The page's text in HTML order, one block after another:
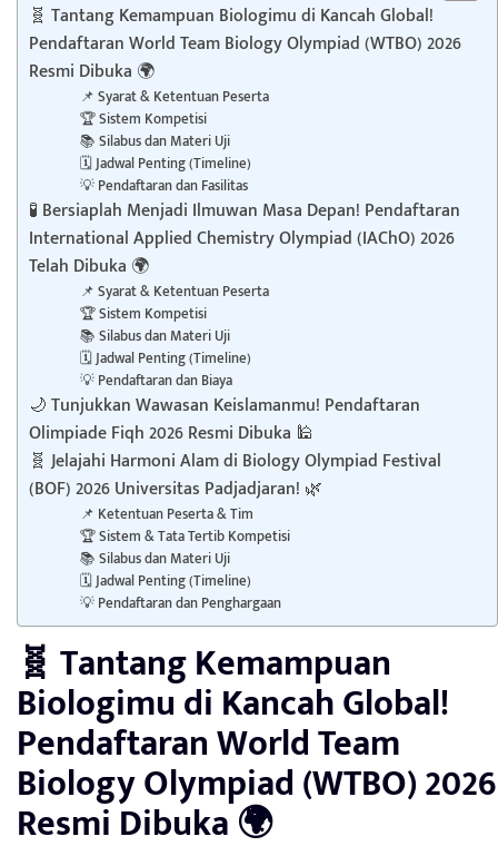
🧬 Tantang Kemampuan Biologimu di Kancah Global!
Pendaftaran World Team Biology Olympiad (WTBO) 2026
Resmi Dibuka 🌍
📌 Syarat & Ketentuan Peserta
🏆 Sistem Kompetisi
📚 Silabus dan Materi Uji
🗓️ Jadwal Penting (Timeline)
💡 Pendaftaran dan Fasilitas
🧪 Bersiaplah Menjadi Ilmuwan Masa Depan! Pendaftaran
International Applied Chemistry Olympiad (IAChO) 2026
Telah Dibuka 🌍
📌 Syarat & Ketentuan Peserta
🏆 Sistem Kompetisi
📚 Silabus dan Materi Uji
🗓️ Jadwal Penting (Timeline)
💡 Pendaftaran dan Biaya
🌙 Tunjukkan Wawasan Keislamanmu! Pendaftaran
Olimpiade Fiqh 2026 Resmi Dibuka 🕌
🧬 Jelajahi Harmoni Alam di Biology Olympiad Festival
(BOF) 2026 Universitas Padjadjaran! 🌿
📌 Ketentuan Peserta & Tim
🏆 Sistem & Tata Tertib Kompetisi
📚 Silabus dan Materi Uji
🗓️ Jadwal Penting (Timeline)
💡 Pendaftaran dan Penghargaan
🧬 Tantang Kemampuan
Biologimu di Kancah Global!
Pendaftaran World Team
Biology Olympiad (WTBO) 2026
Resmi Dibuka 🌍